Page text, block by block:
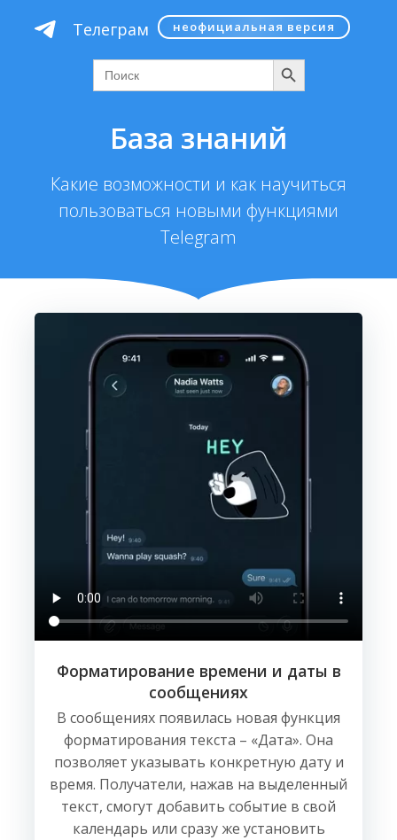
к
Телеграм неофициальная версия
Search
for:
Поиск
База знаний
Какие возможности и как научиться
пользоваться новыми функциями
Telegram
Форматирование времени и даты в
сообщениях
В сообщениях появилась новая функция
форматирования текста – «Дата». Она
позволяет указывать конкретную дату и
время. Получатели, нажав на выделенный
текст, смогут добавить событие в свой
календарь или сразу же установить